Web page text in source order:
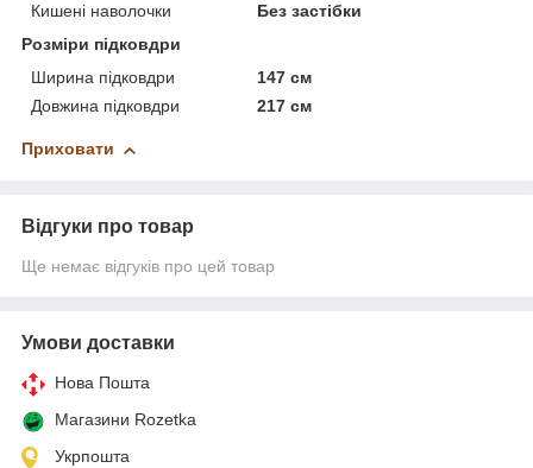
Кишені наволочки
Без застібки
Розміри підковдри
Ширина підковдри
147 см
Довжина підковдри
217 см
Приховати
Відгуки про товар
Ще немає відгуків про цей товар
Умови доставки
Нова Пошта
Магазини Rozetka
Укрпошта